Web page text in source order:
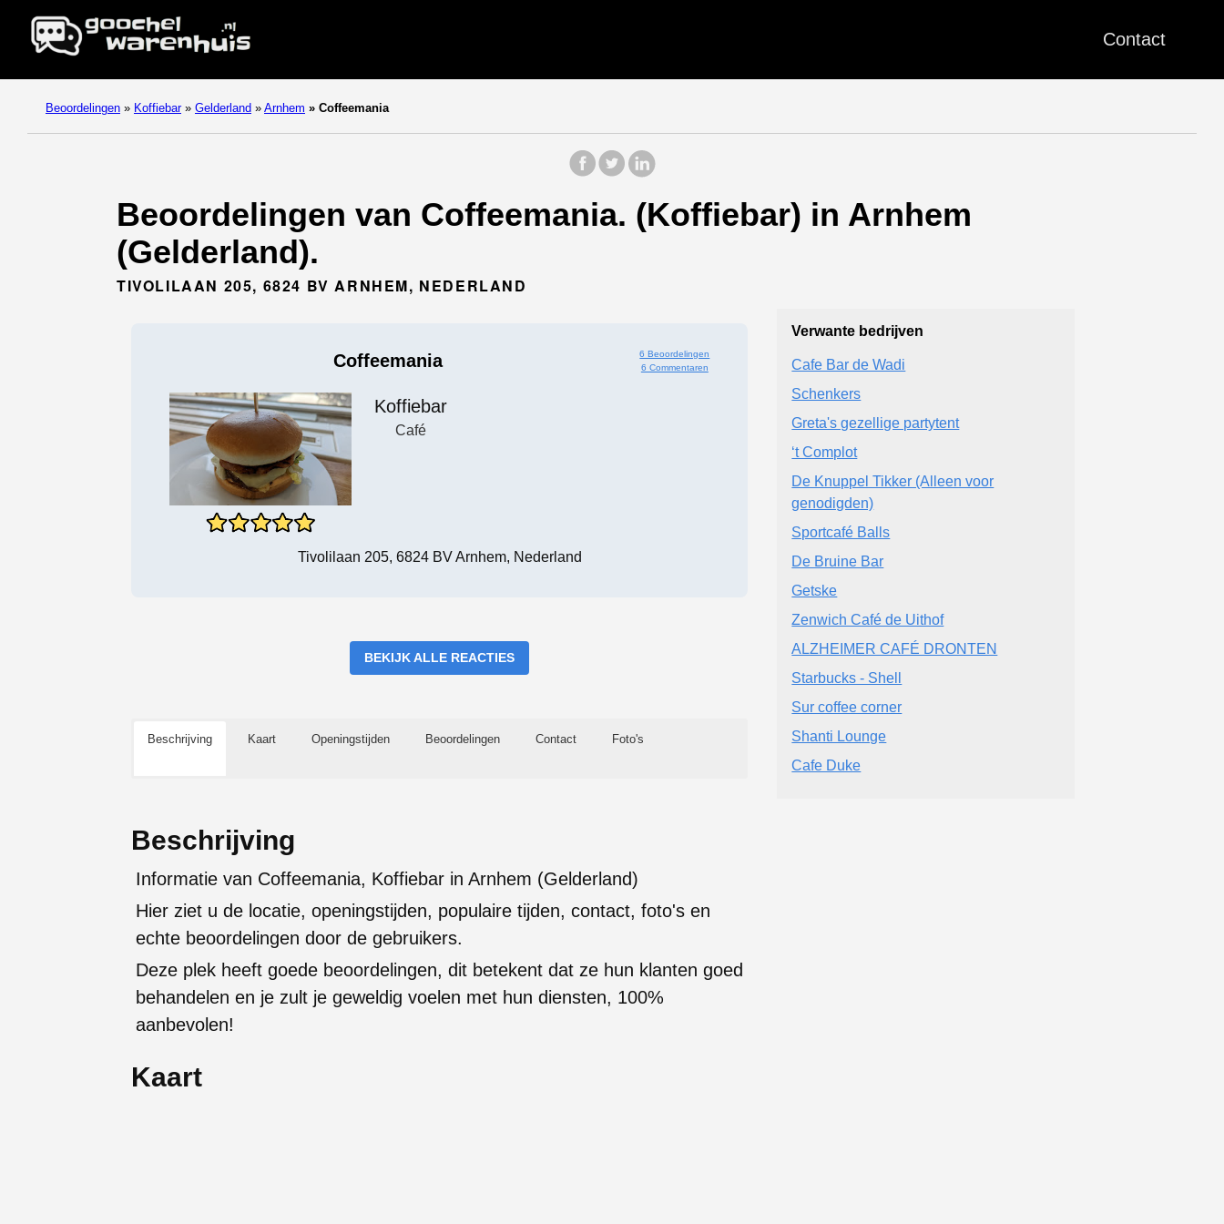
Contact
Beoordelingen » Koffiebar » Gelderland » Arnhem » Coffeemania
Beoordelingen van Coffeemania. (Koffiebar) in Arnhem
(Gelderland).
TIVOLILAAN 205, 6824 BV ARNHEM, NEDERLAND
Coffeemania
6 Beoordelingen
6 Commentaren
Koffiebar
Café
Tivolilaan 205, 6824 BV Arnhem, Nederland
BEKIJK ALLE REACTIES
Beschrijving Kaart Openingstijden Beoordelingen Contact Foto's
Beschrijving
Informatie van Coffeemania, Koffiebar in Arnhem (Gelderland)
Hier ziet u de locatie, openingstijden, populaire tijden, contact, foto's en
echte beoordelingen door de gebruikers.
Deze plek heeft goede beoordelingen, dit betekent dat ze hun klanten goed
behandelen en je zult je geweldig voelen met hun diensten, 100%
aanbevolen!
Kaart
Verwante bedrijven
Cafe Bar de Wadi
Schenkers
Greta's gezellige partytent
‘t Complot
De Knuppel Tikker (Alleen voor
genodigden)
Sportcafé Balls
De Bruine Bar
Getske
Zenwich Café de Uithof
ALZHEIMER CAFÉ DRONTEN
Starbucks - Shell
Sur coffee corner
Shanti Lounge
Cafe Duke